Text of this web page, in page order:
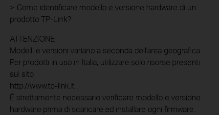
> Come identificare modello e versione hardware di un
prodotto TP-Link?
ATTENZIONE
Modelli e versioni variano a seconda dell'area geografica.
Per prodotti in uso in Italia, utilizzare solo risorse presenti
sul sito
http://www.tp-link.it .
È strettamente necessario verificare modello e versione
hardware prima di scaricare ed installare ogni firmware.